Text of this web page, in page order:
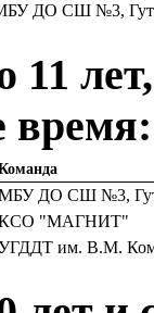
ДО СШ №3,
11
ДО СШ №3,
"МАГНИТ"
им. В.М.